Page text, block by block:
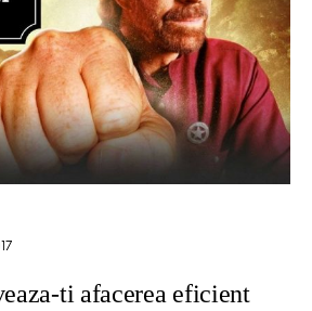
ti afacerea eficient